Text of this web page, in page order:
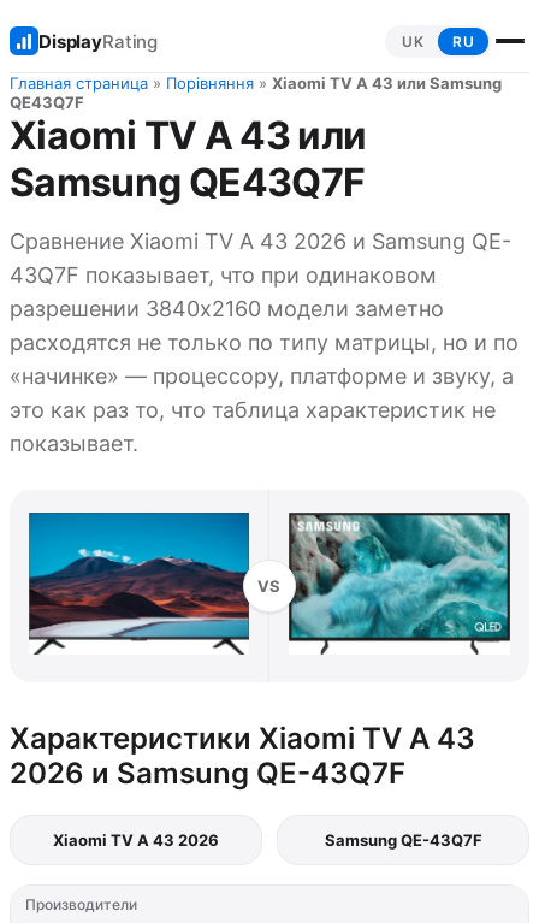
DisplayRating UK RU
Главная страница » Порівняння » Xiaomi TV A 43 или Samsung
QE43Q7F
Xiaomi TV A 43 или
Samsung QE43Q7F
Сравнение Xiaomi TV A 43 2026 и Samsung QE-
43Q7F показывает, что при одинаковом
разрешении 3840x2160 модели заметно
расходятся не только по типу матрицы, но и по
«начинке» — процессору, платформе и звуку, а
это как раз то, что таблица характеристик не
показывает.
VS
Характеристики Xiaomi TV A 43
2026 и Samsung QE-43Q7F
Xiaomi TV A 43 2026 Samsung QE-43Q7F
Производители